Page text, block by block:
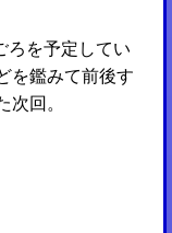
ろを予定してい
を鑑みて前後す
次回。